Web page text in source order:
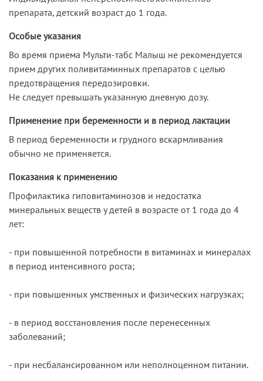
препарата, детский возраст до 1 года.
Особые указания
Во время приема Мульти-табс Малыш не рекомендуется
прием других поливитаминных препаратов с целью
предотвращения передозировки.
Не следует превышать указанную дневную дозу.
Применение при беременности и в период лактации
В период беременности и грудного вскармливания
обычно не применяется.
Показания к применению
Профилактика гиповитаминозов и недостатка
минеральных веществ у детей в возрасте от 1 года до 4
лет:
- при повышенной потребности в витаминах и минералах
в период интенсивного роста;
- при повышенных умственных и физических нагрузках;
- в период восстановления после перенесенных
заболеваний;
- при несбалансированном или неполноценном питании.